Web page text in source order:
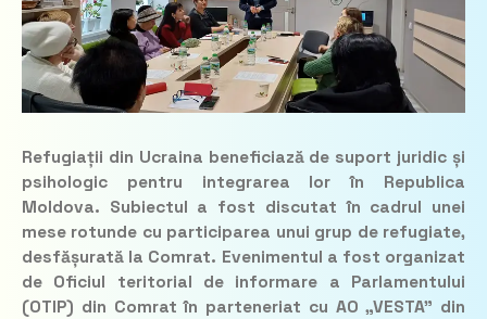
Refugiații din Ucraina beneficiază de suport juridic și
psihologic pentru integrarea lor în Republica
Moldova. Subiectul a fost discutat în cadrul unei
mese rotunde cu participarea unui grup de refugiate,
desfășurată la Comrat. Evenimentul a fost organizat
de Oficiul teritorial de informare a Parlamentului
(OTIP) din Comrat în parteneriat cu AO „VESTA” din